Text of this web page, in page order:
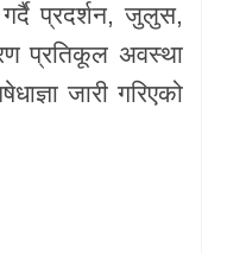
प्रदर्शन, जुलुस,
प्रतिकूल अवस्था
जारी गरिएको